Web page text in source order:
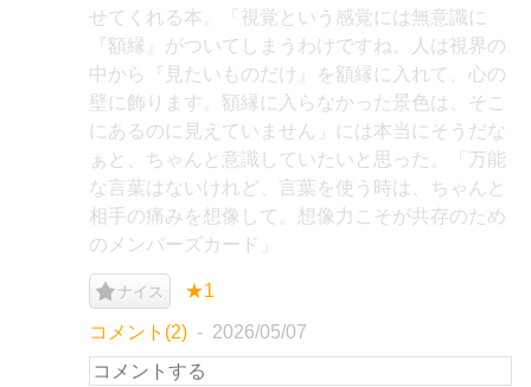
せてくれる本。「視覚という感覚には無意識に
『額縁』がついてしまうわけですね。人は視界の
中から『見たいものだけ』を額縁に入れて、心の
壁に飾ります。額縁に入らなかった景色は、そこ
にあるのに見えていません」には本当にそうだな
ぁと、ちゃんと意識していたいと思った。「万能
な言葉はないけれど、言葉を使う時は、ちゃんと
相手の痛みを想像して。想像力こそが共存のため
のメンバーズカード」
ナイス ★1
コメント(2) 2026/05/07